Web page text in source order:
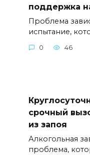
поддержка
Проблема
испытание,
0 46
срочный
из запоя
Алкогольная
проблема,